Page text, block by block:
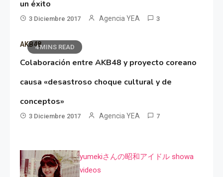
un éxito
3 Diciembre 2017 Agencia YEA 3
4 MINS READ
AKB48
Colaboración entre AKB48 y proyecto coreano
causa «desastroso choque cultural y de
conceptos»
3 Diciembre 2017 Agencia YEA 7
yumekiさんの昭和アイドル showa
videos